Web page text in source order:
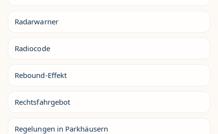
Radarwarner
Radiocode
Rebound-Effekt
Rechtsfahrgebot
Regelungen in Parkhäusern